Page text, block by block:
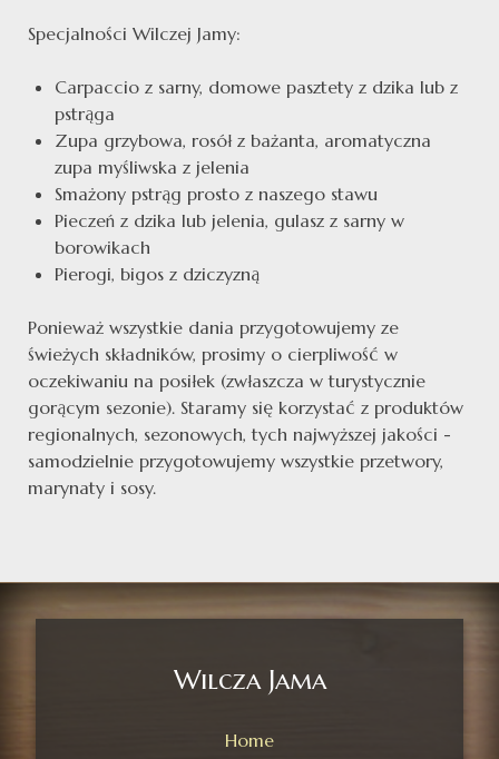
Specjalności Wilczej Jamy:
Carpaccio z sarny, domowe pasztety z dzika lub z
pstrąga
Zupa grzybowa, rosół z bażanta, aromatyczna
zupa myśliwska z jelenia
Smażony pstrąg prosto z naszego stawu
Pieczeń z dzika lub jelenia, gulasz z sarny w
borowikach
Pierogi, bigos z dziczyzną
Ponieważ wszystkie dania przygotowujemy ze
świeżych składników, prosimy o cierpliwość w
oczekiwaniu na posiłek (zwłaszcza w turystycznie
gorącym sezonie). Staramy się korzystać z produktów
regionalnych, sezonowych, tych najwyższej jakości -
samodzielnie przygotowujemy wszystkie przetwory,
marynaty i sosy.
Wilcza Jama
Home